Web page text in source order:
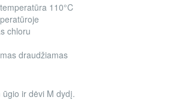
110°C
chloru
draudžiamas
ir dėvi M dydį.